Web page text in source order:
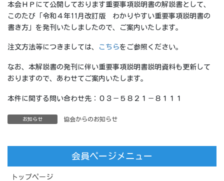
本会ＨＰにて公開しております重要事項説明書の解説書として、
このたび「令和４年11月改訂版 わかりやすい重要事項説明書の
書き方」を発刊いたしましたので、ご案内いたします。
注文方法等につきましては、 こちらをご参照ください。
なお、本解説書の発刊に伴い重要事項説明書説明資料も更新して
おりますので、あわせてご案内いたします。
本件に関する問い合わせ先：０３－５８２１－８１１１
お知らせ 協会からのお知らせ
会員ページメニュー
トップページ